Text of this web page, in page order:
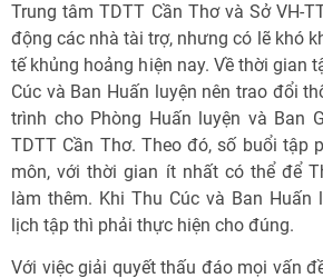
Trung tâm TDTT Cần Thơ và Sở VH-
động các nhà tài trợ, nhưng có lẽ khó
tế khủng hoảng hiện nay. Về thời gian
Cúc và Ban Huấn luyện nên trao đổi
trình cho Phòng Huấn luyện và Ban
TDTT Cần Thơ. Theo đó, số buổi tập
môn, với thời gian ít nhất có thể để
làm thêm. Khi Thu Cúc và Ban
lịch tập thì phải thực hiện cho đúng.
Với việc giải quyết thấu đáo mọi vấn